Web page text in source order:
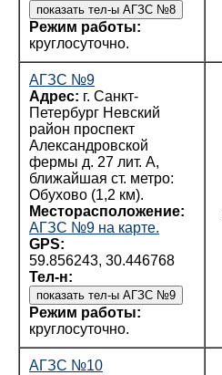
Режим работы:
круглосуточно.
АГЗС №9
Адрес: г. Санкт-
Петербург Невский
район проспект
Александровской
фермы д. 27 лит. А,
ближайшая ст. метро:
Обухово (1,2 км).
Месторасположение:
АГЗС №9 на карте.
GPS:
59.856243, 30.446768
Тел-н:
Режим работы:
круглосуточно.
АГЗС №10